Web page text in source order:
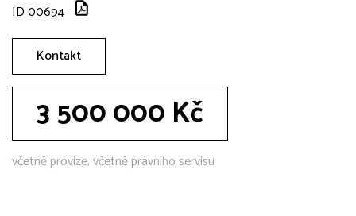
ID 00694
Kontakt
3 500 000 Kč
včetně provize, včetně právního servisu